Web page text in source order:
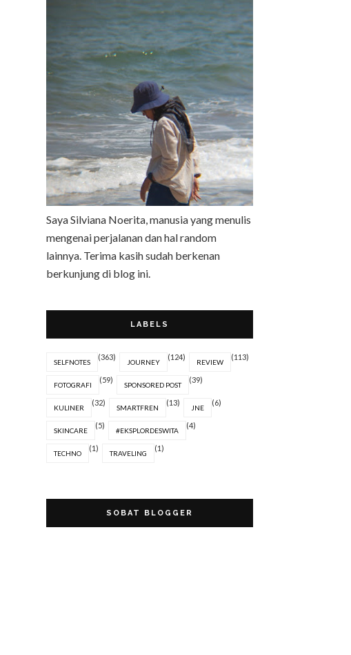
Saya Silviana Noerita, manusia yang menulis
mengenai perjalanan dan hal random
lainnya. Terima kasih sudah berkenan
berkunjung di blog ini.
LABELS
SELFNOTES
(363)
JOURNEY
(124)
REVIEW
(113)
FOTOGRAFI
(59)
SPONSORED POST
(39)
KULINER
(32)
SMARTFREN
(13)
JNE
(6)
SKINCARE
(5)
#EKSPLORDESWITA
(4)
TECHNO
(1)
TRAVELING
(1)
SOBAT BLOGGER